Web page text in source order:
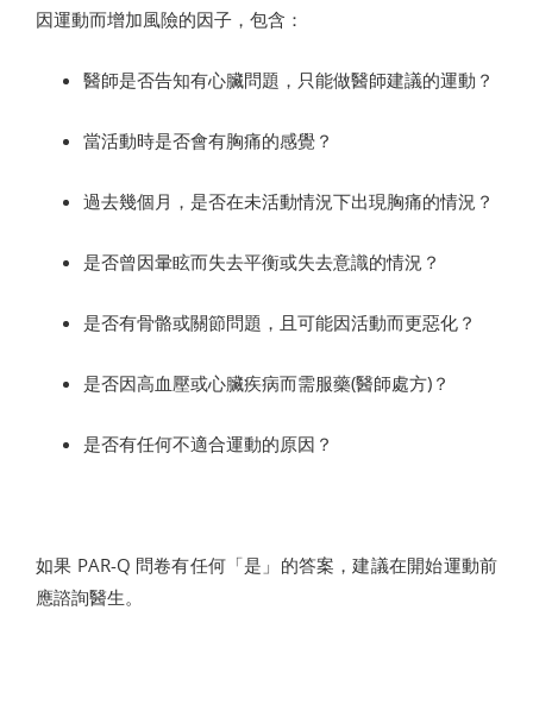
因運動而增加風險的因子，包含：
醫師是否告知有心臟問題，只能做醫師建議的運動？
當活動時是否會有胸痛的感覺？
過去幾個月，是否在未活動情況下出現胸痛的情況？
是否曾因暈眩而失去平衡或失去意識的情況？
是否有骨骼或關節問題，且可能因活動而更惡化？
是否因高血壓或心臟疾病而需服藥(醫師處方)？
是否有任何不適合運動的原因？
如果 PAR-Q 問卷有任何「是」的答案，建議在開始運動前
應諮詢醫生。